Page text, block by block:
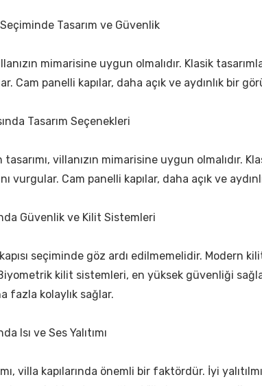
Seçiminde Tasarım ve Güvenlik
mimarisine uygun olmalıdır. Klasik
Cam panelli kapılar, daha açık ve aydınlık bir
Tasarım Seçenekleri
tasarımı, villanızın mimarisine uygun olmalıdır.
vurgular. Cam panelli kapılar, daha açık ve
Güvenlik ve Kilit Sistemleri
seçiminde göz ardı edilmemelidir. Modern
kilit sistemleri, en yüksek güvenliği
fazla kolaylık sağlar.
Isı ve Ses Yalıtımı
villa kapılarında önemli bir faktördür. İyi